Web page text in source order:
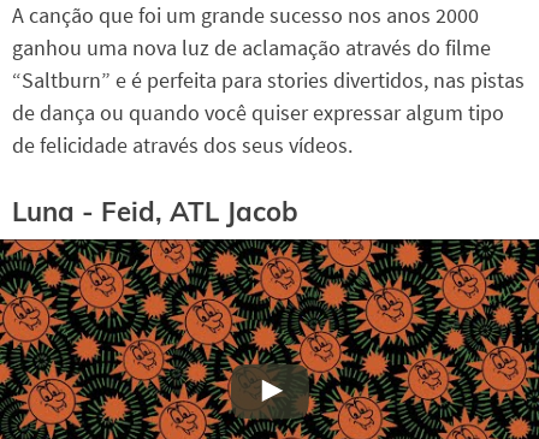
A canção que foi um grande sucesso nos anos 2000
ganhou uma nova luz de aclamação através do filme
“Saltburn” e é perfeita para stories divertidos, nas pistas
de dança ou quando você quiser expressar algum tipo
de felicidade através dos seus vídeos.
Luna - Feid, ATL Jacob